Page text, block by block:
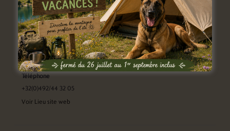
LIEU
L’Emporium
rue de l'Entreville 11A
Lobbes, 6540 Belgique + Google Map
Téléphone
+32(0)492/44 32 05
Voir Lieu site web